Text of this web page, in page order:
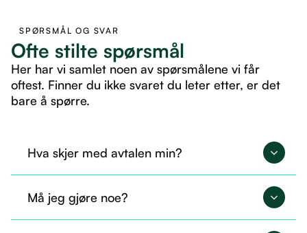
SPØRSMÅL OG SVAR
Ofte stilte spørsmål
Her har vi samlet noen av spørsmålene vi får
oftest. Finner du ikke svaret du leter etter, er det
bare å spørre.
Hva skjer med avtalen min?
nøyaktig samme måte.
Må jeg gjøre noe?